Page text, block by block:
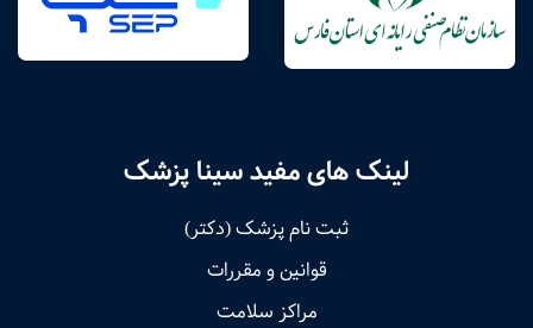
لینک های مفید سینا پزشک
ثبت نام پزشک (دکتر)
قوانین و مقررات
مراکز سلامت